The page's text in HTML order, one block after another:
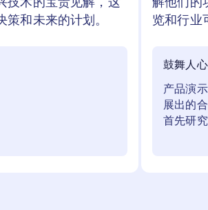
技术的宝贵见解，这
和未来的计划。
解他们的
览和行业
鼓舞人心
产品演
展出的
首先研